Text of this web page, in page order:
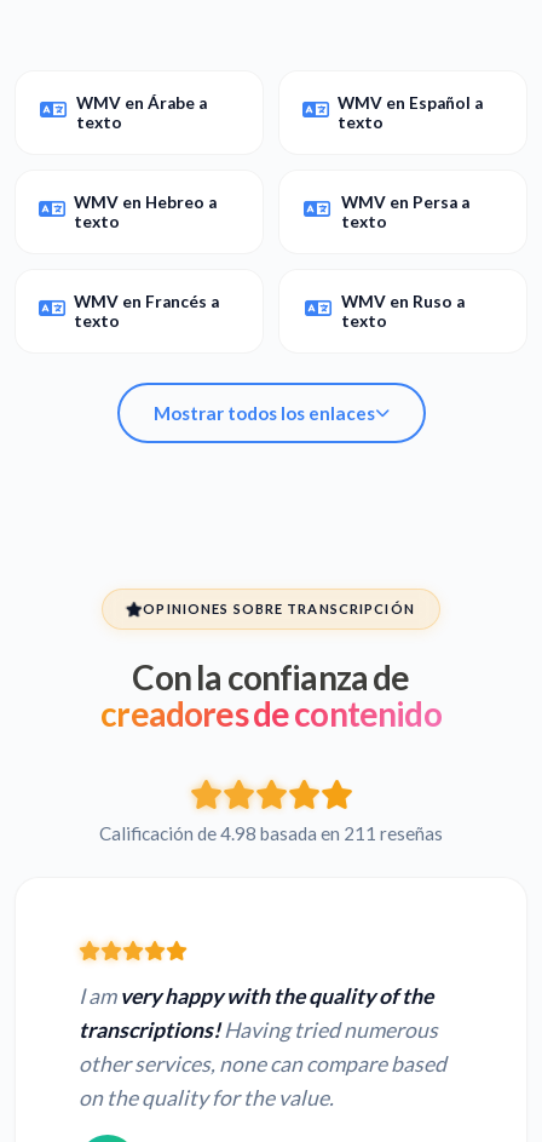
WMV en Árabe a
texto
WMV en Español a
texto
WMV en Hebreo a
texto
WMV en Persa a
texto
WMV en Francés a
texto
WMV en Ruso a
texto
Mostrar todos los enlaces
texto
texto
WMV en Hebreo a
WMV en Persa a
texto
texto
Convertir MP4 a
texto
Convertir MOV a
texto
OPINIONES SOBRE TRANSCRIPCIÓN
Con la confianza de
creadores de contenido
Calificación de 4.98 basada en 211 reseñas
I amvery happy with the quality of the
transcriptions!Having tried numerous
other services, none can compare based
on the quality for the value.